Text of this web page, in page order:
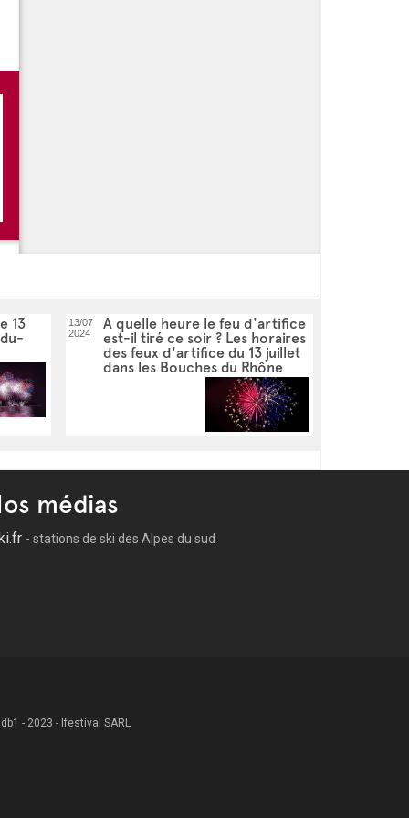
13
13/07
2024
A quelle heure le feu d'artifice
est-il tiré ce soir ? Les horaires
des feux d'artifice du 13 juillet
dans les Bouches du Rhône
médias
- stations de ski des Alpes du sud
- 2023 - Ifestival SARL